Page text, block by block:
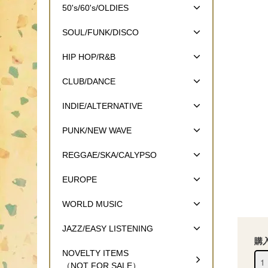
購
50's/60's/OLDIES
SOUL/FUNK/DISCO
HIP HOP/R&B
CLUB/DANCE
INDIE/ALTERNATIVE
PUNK/NEW WAVE
REGGAE/SKA/CALYPSO
EUROPE
WORLD MUSIC
JAZZ/EASY LISTENING
NOVELTY ITEMS
（NOT FOR SALE）